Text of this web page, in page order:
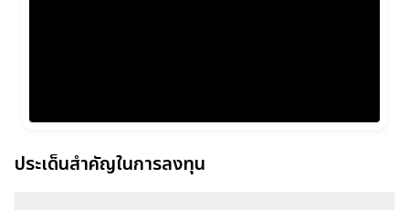
ประเด็นสำคัญในการลงทุน